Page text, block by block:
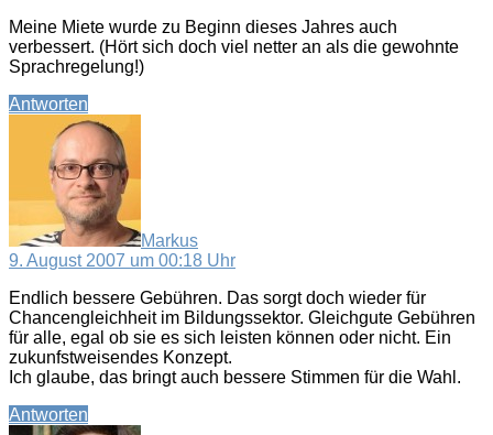
Meine Miete wurde zu Beginn dieses Jahres auch
verbessert. (Hört sich doch viel netter an als die gewohnte
Sprachregelung!)
Antworten
Markus
9. August 2007 um 00:18 Uhr
Endlich bessere Gebühren. Das sorgt doch wieder für
Chancengleichheit im Bildungssektor. Gleichgute Gebühren
für alle, egal ob sie es sich leisten können oder nicht. Ein
zukunfstweisendes Konzept.
Ich glaube, das bringt auch bessere Stimmen für die Wahl.
Antworten